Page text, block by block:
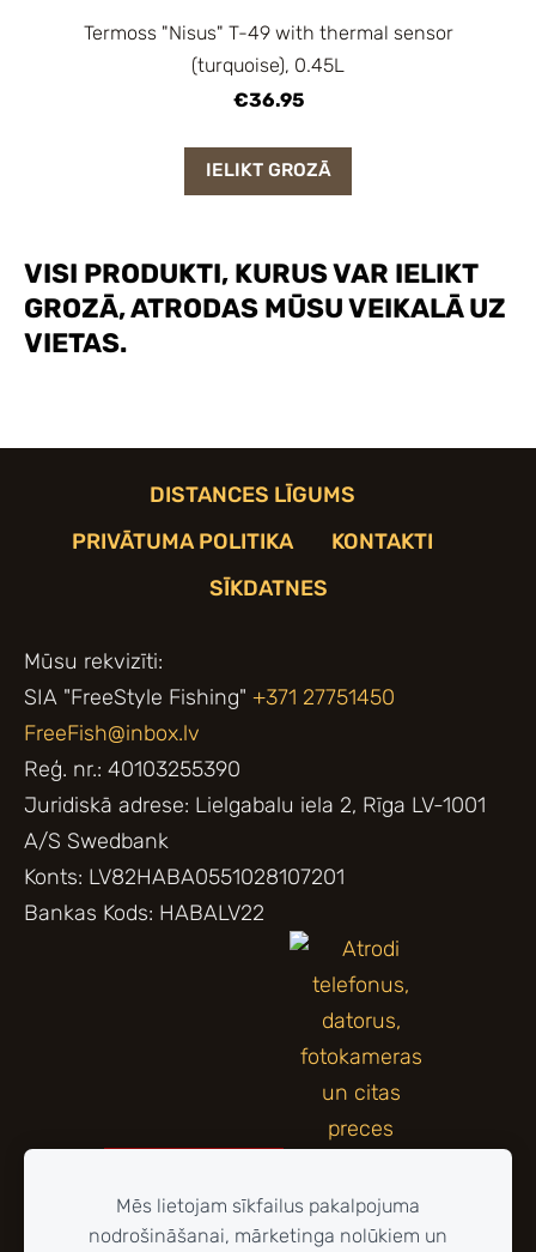
VISI PRODUKTI, KURUS VAR IELIKT
GROZĀ, ATRODAS MŪSU VEIKALĀ UZ
VIETAS.
Termoss "Nisus" T-49 with thermal sensor
(turquoise), 0.45L
€36.95
IELIKT GROZĀ
DISTANCES LĪGUMS
PRIVĀTUMA POLITIKA
KONTAKTI
SĪKDATNES
Mūsu rekvizīti:
SIA "FreeStyle Fishing" +371 27751450
FreeFish@inbox.lv
Reģ. nr.: 40103255390
Juridiskā adrese: Lielgabalu iela 2, Rīga LV-1001
A/S Swedbank
Konts: LV82HABA0551028107201
Bankas Kods: HABALV22
Mēs lietojam sīkfailus pakalpojuma
nodrošināšanai, mārketinga nolūkiem un